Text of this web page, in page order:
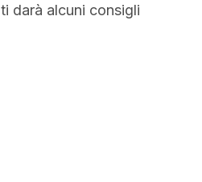
ti darà alcuni consigli